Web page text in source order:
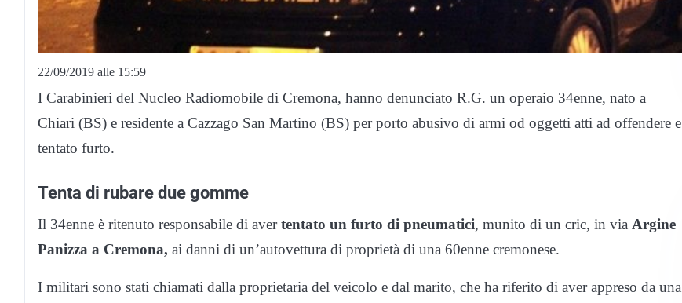
22/09/2019 alle 15:59
I Carabinieri del Nucleo Radiomobile di Cremona, hanno denunciato R.G. un operaio 34enne, nato a
Chiari (BS) e residente a Cazzago San Martino (BS) per porto abusivo di armi od oggetti atti ad offendere e
tentato furto.
Tenta di rubare due gomme
Il 34enne è ritenuto responsabile di avertentato un furto di pneumatici, munito di un cric, in via Argine
Panizza a Cremona, ai danni di un’autovettura di proprietà di una 60enne cremonese.
I militari sono stati chiamati dalla proprietaria del veicolo e dal marito, che ha riferito di aver appreso da una